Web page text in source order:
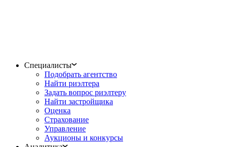
Специалисты
Подобрать агентство
Найти риэлтера
Задать вопрос риэлтеру
Найти застройщика
Оценка
Страхование
Управление
Аукционы и конкурсы